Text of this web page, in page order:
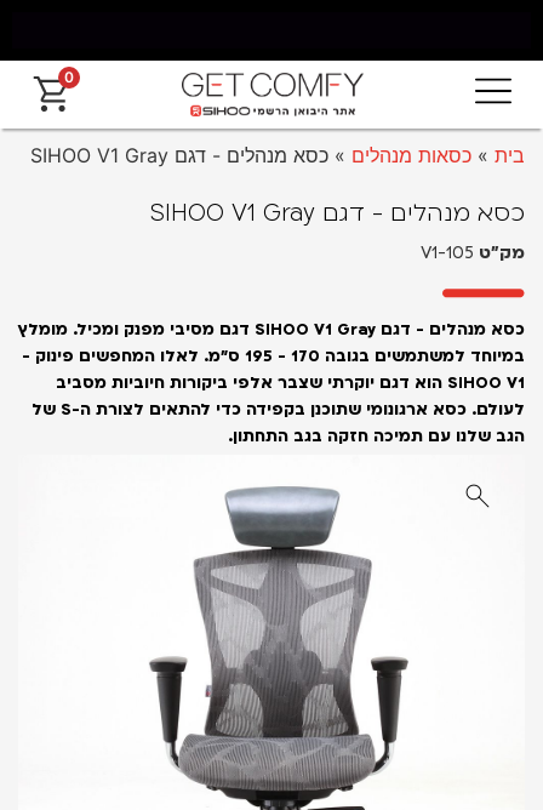
מאילת עד החרמון עד 5 ימי עסקים
0
בית » כסאות מנהלים » כסא מנהלים - דגם SIHOO V1 Gray
כסא מנהלים - דגם SIHOO V1 Gray
מק״ט V1-105
כסא מנהלים - דגם SIHOO V1 Gray דגם מסיבי מפנק ומכיל. מומלץ
במיוחד למשתמשים בגובה 170 - 195 ס״מ. לאלו המחפשים פינוק -
SIHOO V1 הוא דגם יוקרתי שצבר אלפי ביקורות חיוביות מסביב
לעולם. כסא ארגונומי שתוכנן בקפידה כדי להתאים לצורת ה-S של
הגב שלנו עם תמיכה חזקה בגב התחתון.